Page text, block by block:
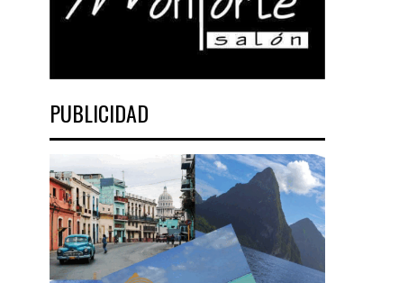
PUBLICIDAD